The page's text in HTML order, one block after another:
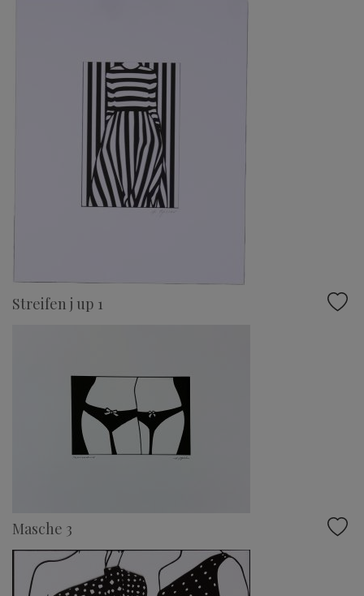
Streifen j up 1
Masche 3